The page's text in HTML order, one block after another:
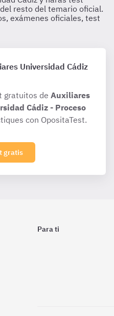
Universidad Cádiz
gratuitos de Auxiliares
Cádiz - Proceso
con OpositaTest.
gratis
Para ti